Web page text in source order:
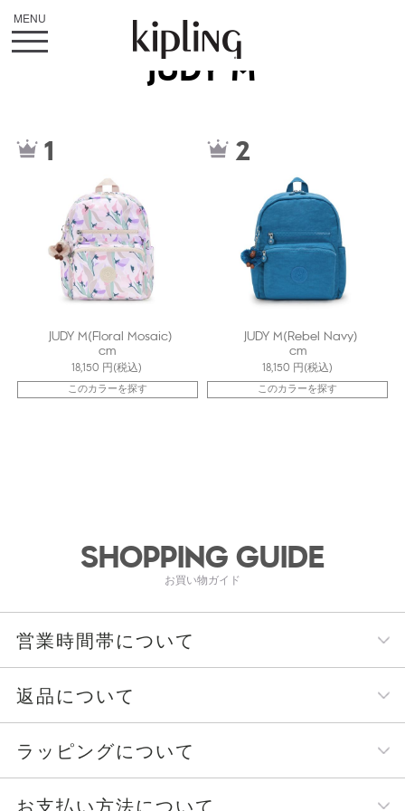
JUDY M
1
JUDY M(Floral Mosaic)
cm
18,150 円(税込)
このカラーを探す
2
JUDY M(Rebel Navy)
cm
18,150 円(税込)
このカラーを探す
SHOPPING GUIDE
お買い物ガイド
営業時間帯について
返品について
ラッピングについて
お支払い方法について